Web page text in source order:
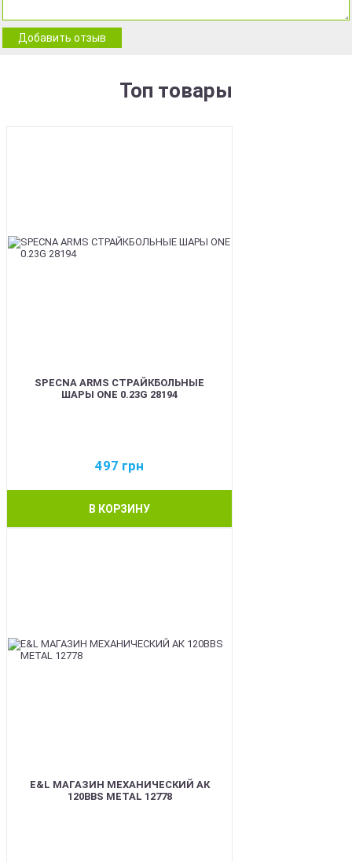
Добавить отзыв
Топ товары
SPECNA ARMS СТРАЙКБОЛЬНЫЕ
ШАРЫ ONE 0.23G 28194
497 грн
В КОРЗИНУ
E&L МАГАЗИН МЕХАНИЧЕСКИЙ АК
120BBS METAL 12778